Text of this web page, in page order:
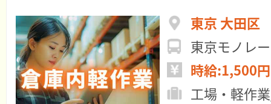
東京 大田区
時給:1,500
工場・軽作